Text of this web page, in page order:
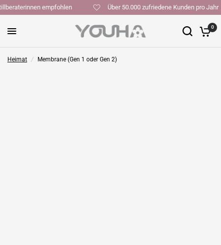
Stillberaterinnen empfohlen Über 50.000 zufriedene Kunden pro
0
Heimat / Membrane (Gen 1 oder Gen 2)